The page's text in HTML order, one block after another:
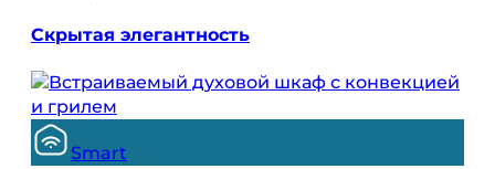
Скрытая элегантность
Smart